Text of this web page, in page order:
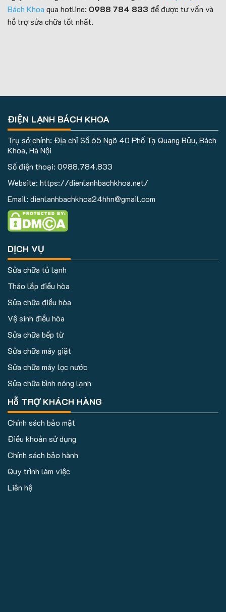
Bách Khoa qua hotline: 0988 784 833 để được tư vấn và
hỗ trợ sửa chữa tốt nhất.
ĐIỆN LẠNH BÁCH KHOA
Trụ sở chính: Địa chỉ Số 65 Ngõ 40 Phố Tạ Quang Bửu, Bách
Khoa, Hà Nội
Số điện thoại: 0988.784.833
Website: https://dienlanhbachkhoa.net/
Email: dienlanhbachkhoa24hhn@gmail.com
DỊCH VỤ
Sửa chữa tủ lạnh
Tháo lắp điều hòa
Sửa chữa điều hòa
Vệ sinh điều hòa
Sửa chữa bếp từ
Sửa chữa máy giặt
Sửa chữa máy lọc nước
Sửa chữa bình nóng lạnh
Hỗ TRỢ KHÁCH HÀNG
Chính sách bảo mật
Điều khoản sử dụng
Chính sách bảo hành
Quy trình làm việc
Liên hệ